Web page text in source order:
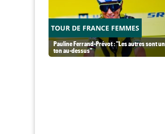
TOUR DE FRANCE FEMMES
Pauline Ferrand-Prévot : "Les autres sont un
ton au-dessus"